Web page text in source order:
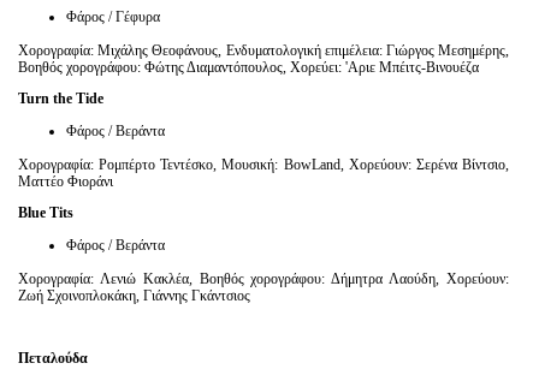
Φάρος / Γέφυρα
Χορογραφία: Μιχάλης Θεοφάνους, Ενδυματολογική επιμέλεια: Γιώργος Μεσημέρης,
Βοηθός χορογράφου: Φώτης Διαμαντόπουλος, Χορεύει: 'Aριε Μπέιτς-Βινουέζα
Turn the Tide
Φάρος / Βεράντα
Χορογραφία: Ρομπέρτο Τεντέσκο, Μουσική: BowLand, Χορεύουν: Σερένα Βίντσιο,
Ματτέο Φιοράνι
Blue Tits
Φάρος / Βεράντα
Χορογραφία: Λενιώ Κακλέα, Βοηθός χορογράφου: Δήμητρα Λαούδη, Χορεύουν:
Ζωή Σχοινοπλοκάκη, Γιάννης Γκάντσιος
Πεταλούδα